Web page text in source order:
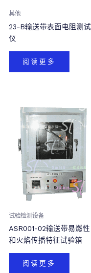
其他
23-B输送带表面电阻测试
仪
阅读更多
试验检测设备
ASR001-02输送带易燃性
和火焰传播特征试验箱
阅读更多